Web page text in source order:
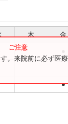
木 金
●
。来院前に必ず医